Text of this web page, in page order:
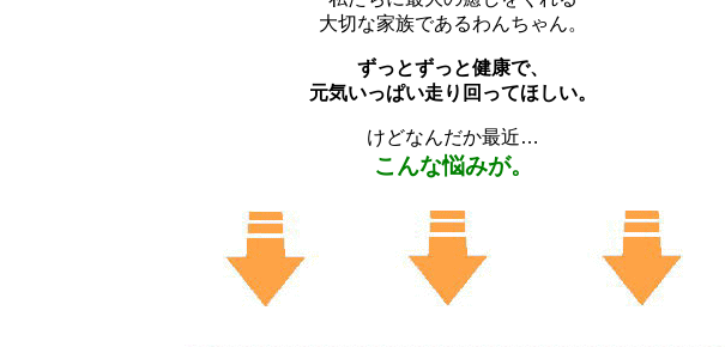
大切な家族であるわんちゃん。
ずっとずっと健康で、
元気いっぱい走り回ってほしい。
けどなんだか最近…
こんな悩みが。